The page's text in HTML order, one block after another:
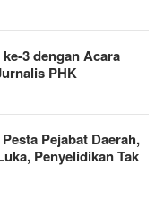
3 dengan Acara
PHK
Pejabat Daerah,
Penyelidikan Tak